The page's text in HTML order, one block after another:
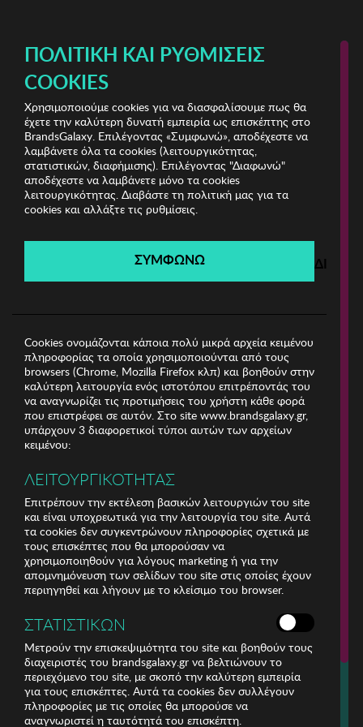
Lace Clearance ΓΥΝΑΙΚΑ
Lace Clearance
Λήγει σε: 00ημέρες | 00ώρες 00λεπτά 00δευτ.
Filters
Για τηλεφωνικές παραγγελίες καλέστε
211 18 94 400
(Δευτέρα έως Παρασκευή 9:30 - 14:30 & 24ώρες Φωνητική Πύλη)
ΠΟΛΙΤΙΚΉ ΚΑΙ ΡΥΘΜΊΣΕΙΣ
COOKIES
Χρησιμοποιούμε cookies για να διασφαλίσουμε πως θα
έχετε την καλύτερη δυνατή εμπειρία ως επισκέπτης στο
BrandsGalaxy. Επιλέγοντας «Συμφωνώ», αποδέχεστε να
λαμβάνετε όλα τα cookies (λειτουργικότητας,
στατιστικών, διαφήμισης). Επιλέγοντας "Διαφωνώ"
αποδέχεστε να λαμβάνετε μόνο τα cookies
λειτουργικότητας. Διαβάστε τη πολιτική μας για τα
cookies και αλλάξτε τις ρυθμίσεις.
ΣΥΜΦΩΝΩ
Cookies ονομάζονται κάποια πολύ μικρά αρχεία κειμένου
πληροφορίας τα οποία χρησιμοποιούνται από τους
browsers (Chrome, Mozilla Firefox κλπ) και βοηθούν στην
καλύτερη λειτουργία ενός ιστοτόπου επιτρέποντάς του
να αναγνωρίζει τις προτιμήσεις του χρήστη κάθε φορά
που επιστρέφει σε αυτόν. Στο site www.brandsgalaxy.gr,
υπάρχουν 3 διαφορετικοί τύποι αυτών των αρχείων
κειμένου:
ΛΕΙΤΟΥΡΓΙΚΟΤΗΤΑΣ
Επιτρέπουν την εκτέλεση βασικών λειτουργιών του site
και είναι υποχρεωτικά για την λειτουργία του site. Αυτά
τα cookies δεν συγκεντρώνουν πληροφορίες σχετικά με
τους επισκέπτες που θα μπορούσαν να
χρησιμοποιηθούν για λόγους marketing ή για την
απομνημόνευση των σελίδων του site στις οποίες έχουν
περιηγηθεί και λήγουν με το κλείσιμο του browser.
ΣΤΑΤΙΣΤΙΚΩΝ
Μετρούν την επισκεψιμότητα του site και βοηθούν τους
διαχειριστές του brandsgalaxy.gr να βελτιώνουν το
περιεχόμενο του site, με σκοπό την καλύτερη εμπειρία
για τους επισκέπτες. Αυτά τα cookies δεν συλλέγουν
πληροφορίες με τις οποίες θα μπορούσε να
αναγνωριστεί η ταυτότητά του επισκέπτη.